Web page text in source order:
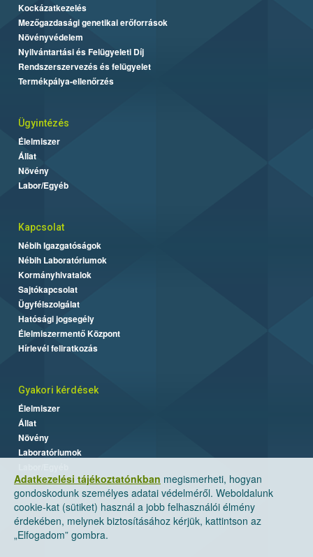
Adatkezelési tájékoztatónkban megismerheti, hogyan
gondoskodunk személyes adatai védelméről. Weboldalunk
cookie-kat (sütiket) használ a jobb felhasználói élmény
érdekében, melynek biztosításához kérjük, kattintson az
„Elfogadom” gombra.
Kockázatkezelés
Mezőgazdasági genetikai erőforrások
Növényvédelem
Nyilvántartási és Felügyeleti Díj
Rendszerszervezés és felügyelet
Termékpálya-ellenőrzés
Ügyintézés
Élelmiszer
Állat
Növény
Labor/Egyéb
Kapcsolat
Nébih Igazgatóságok
Nébih Laboratóriumok
Kormányhivatalok
Sajtókapcsolat
Ügyfélszolgálat
Hatósági jogsegély
Élelmiszermentő Központ
Hírlevél feliratkozás
Gyakori kérdések
Élelmiszer
Állat
Növény
Laboratóriumok